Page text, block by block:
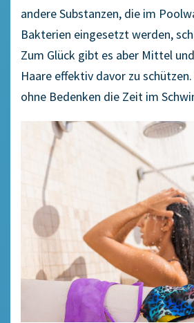
andere Substanzen, die im
Bakterien eingesetzt werden,
Zum Glück gibt es aber Mittel
Haare effektiv davor zu
ohne Bedenken die Zeit im